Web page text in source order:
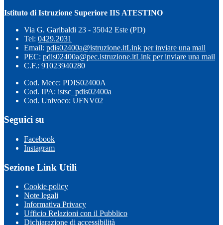
Istituto di Istruzione Superiore IIS ATESTINO
Via G. Garibaldi 23 - 35042 Este (PD)
Tel: 0429.2031
Email: pdis02400a@istruzione.itLink per inviare una mail
PEC: pdis02400a@pec.istruzione.itLink per inviare una mail
C.F.: 91023940280
Cod. Mecc: PDIS02400A
Cod. IPA: istsc_pdis02400a
Cod. Univoco: UFNV02
Seguici su
Facebook
Instagram
Sezione Link Utili
Cookie policy
Note legali
Informativa Privacy
Ufficio Relazioni con il Pubblico
Dichiarazione di accessibilità